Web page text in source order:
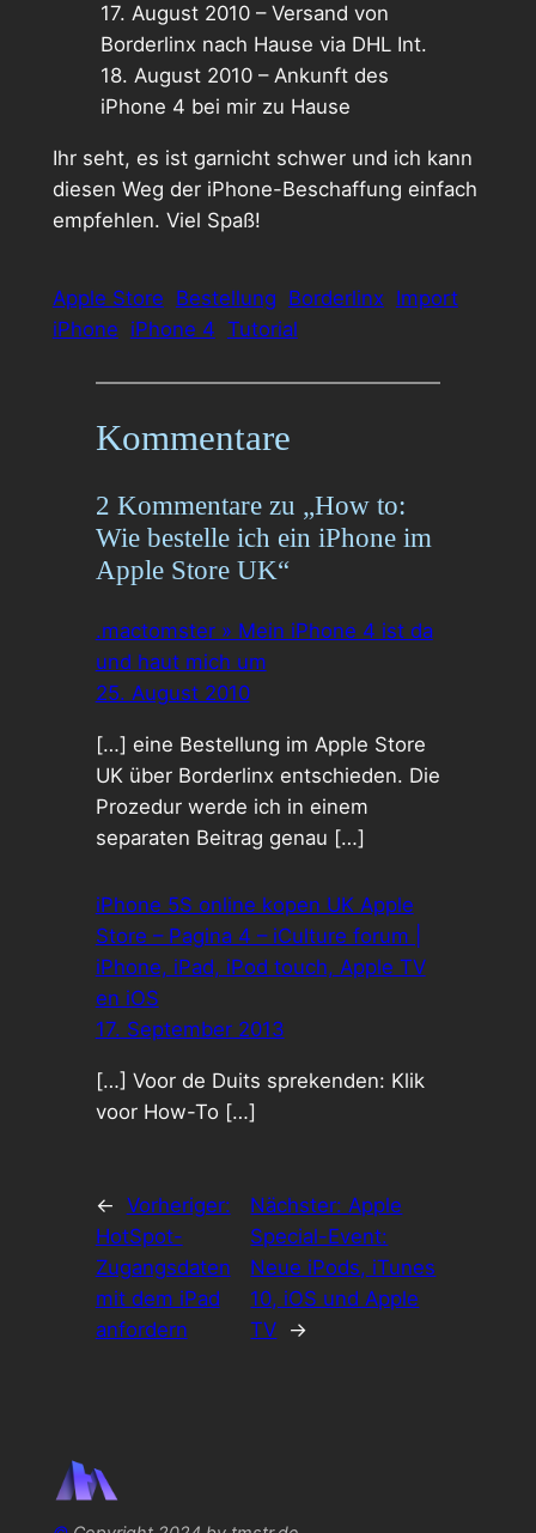
17. August 2010 – Versand von
Borderlinx nach Hause via DHL Int.
18. August 2010 – Ankunft des
iPhone 4 bei mir zu Hause
Ihr seht, es ist garnicht schwer und ich kann
diesen Weg der iPhone-Beschaffung einfach
empfehlen. Viel Spaß!
Apple Store Bestellung Borderlinx Import
iPhone iPhone 4 Tutorial
Kommentare
2 Kommentare zu „How to:
Wie bestelle ich ein iPhone im
Apple Store UK“
.mactomster » Mein iPhone 4 ist da
und haut mich um
25. August 2010
[…] eine Bestellung im Apple Store
UK über Borderlinx entschieden. Die
Prozedur werde ich in einem
separaten Beitrag genau […]
iPhone 5S online kopen UK Apple
Store – Pagina 4 – iCulture forum |
iPhone, iPad, iPod touch, Apple TV
en iOS
17. September 2013
[…] Voor de Duits sprekenden: Klik
voor How-To […]
← Vorheriger:
HotSpot-
Zugangsdaten
mit dem iPad
anfordern
Nächster:Apple
Special-Event:
Neue iPods, iTunes
10, iOS und Apple
TV →